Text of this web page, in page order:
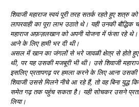
शिवाजीमहाराजस्वयंपूरीतरहसतर्करहतेहुएशत्रुको
लापरवाहीकापूरालाभउठातेथे। यहीउनकीबौद्धिक
महाराजअफ़ज़लखानकोअपनीयोजनामेंफंसारहेथे।
आनेकेलिएहामीभरदीथी।
असलमेंखानकाजंगलोंसेभरेजावळीक्षेत्रसेहोतेहुए
थी, परयहउसकीमजबूरीभीथी। उसेशिवाजी
इसलिएप्रतापगढ़परहमलाकरनेकेलिएआनाउसकी
शिवाजीउससेमिलनेनीचेआरहेहैं, तोवहबिनायुद्ध
समेतगढ़तकपहुंचसकताहै। यहीसोचकरउसने
लिया।